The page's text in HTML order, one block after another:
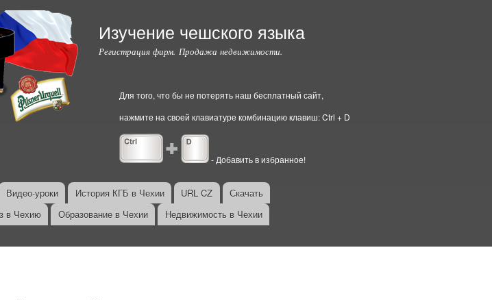
к
Изучение чешского языка
Регистрация фирм. Продажа недвижимости.
Для того, что бы не потерять наш бесплатный сайт,
нажмите на своей клавиатуре комбинацию клавиш: Ctrl + D
- Добавить в избранное!
Видео-уроки История КГБ в Чехии URL CZ
Скачать
в Чехию Образование в Чехии
Недвижимость в Чехии